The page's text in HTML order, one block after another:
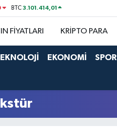
BTC3.101.414,01
FİYATLARI KRİPTO PARA
EKONOMİ SPOR